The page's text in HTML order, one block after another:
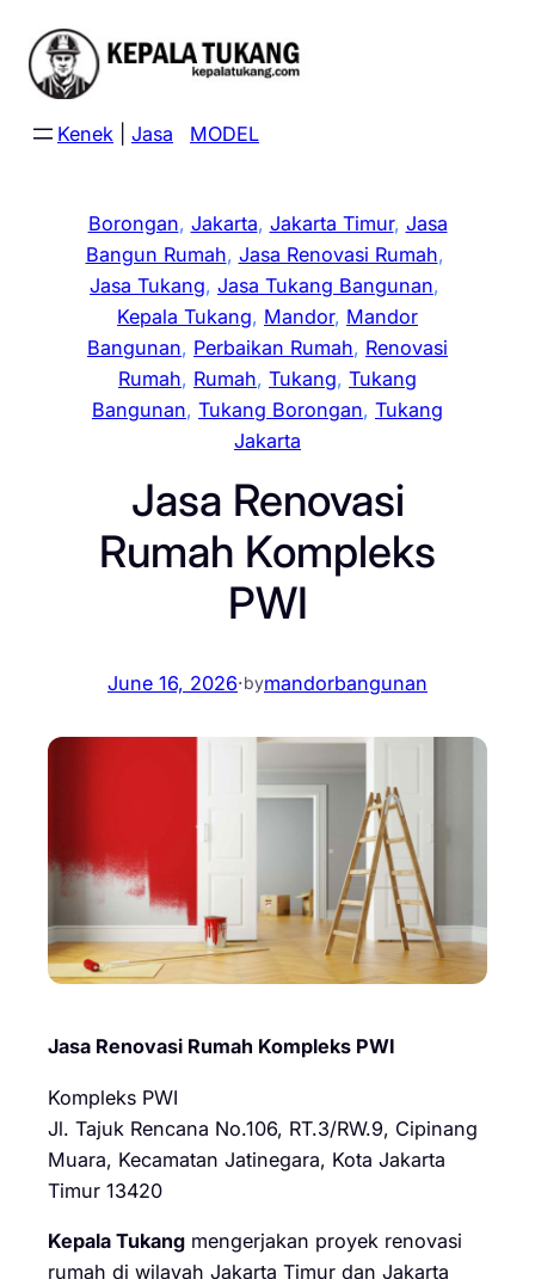
content
Kenek Jasa MODEL
Borongan, Jakarta, Jakarta Timur, Jasa
Bangun Rumah, Jasa Renovasi Rumah
Jasa Tukang, Jasa Tukang Bangunan
Kepala Tukang, Mandor, Mandor
Bangunan, Perbaikan Rumah, Renovasi
Rumah, Rumah, Tukang, Tukang
Bangunan, Tukang Borongan, Tukang
Jakarta
Jasa Renovasi
Rumah Kompleks
PWI
June 16, 2026·bymandorbangunan
Jasa Renovasi Rumah Kompleks PWI
Kompleks PWI
Jl. Tajuk Rencana No.106, RT.3/RW.9, Cipinang
Muara, Kecamatan Jatinegara, Kota Jakarta
Timur 13420
Kepala Tukang mengerjakan proyek renovasi
rumah di wilayah Jakarta Timur dan Jakarta